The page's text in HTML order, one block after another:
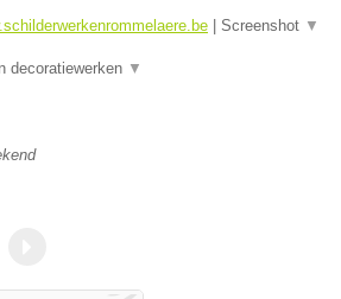
Screenshot ▼
decoratiewerken ▼